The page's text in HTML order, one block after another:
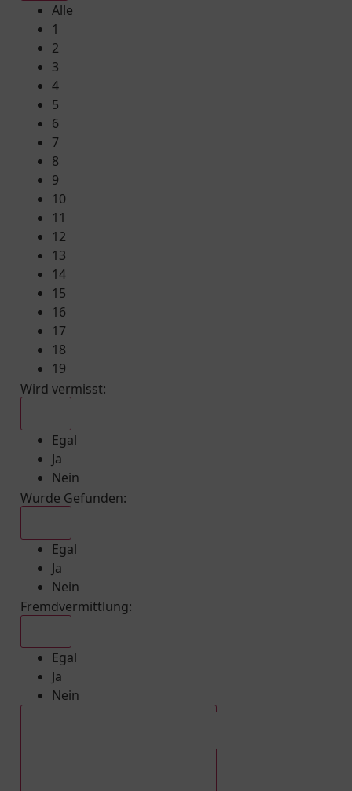
Alle
1
2
3
4
5
6
7
8
9
10
11
12
13
14
15
16
17
18
19
Wird vermisst:
Egal
Ja
Nein
Wurde Gefunden:
Egal
Ja
Nein
Fremdvermittlung:
Egal
Ja
Nein